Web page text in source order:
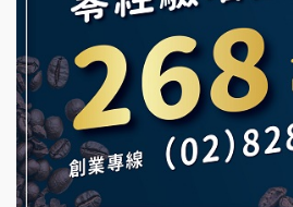
自助洗衣店誠徵代洗收送人員(
MUSHEN徵SPA美容芳療師
日十。早午食加盟說明會
拾鑶火鍋加盟說明會
雞咕雞咕加盟說明會
TEA TOP加盟說明會
珍好味臭臭鍋加盟說明會
藍象廷泰式火鍋加盟說明會